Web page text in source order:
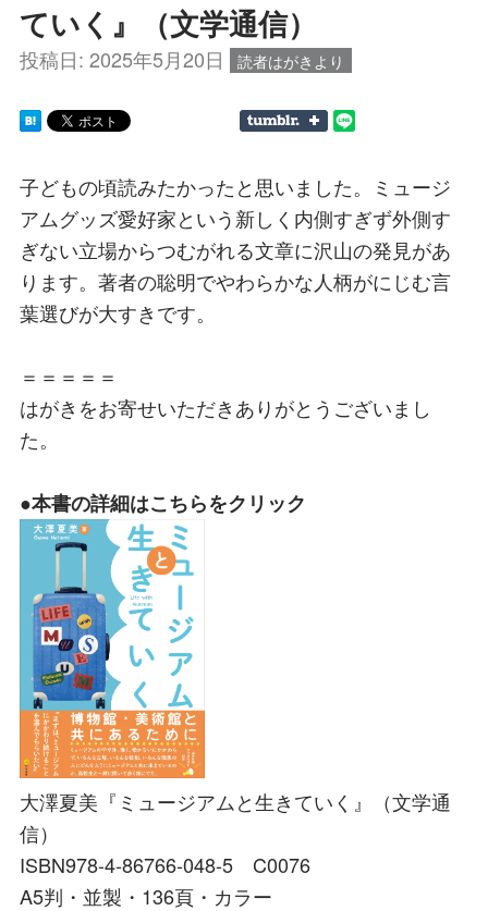
ていく』（文学通信）
投稿日: 2025年5月20日 読者はがきより
子どもの頃読みたかったと思いました。ミュージ
アムグッズ愛好家という新しく内側すぎず外側す
ぎない立場からつむがれる文章に沢山の発見があ
ります。著者の聡明でやわらかな人柄がにじむ言
葉選びが大すきです。
＝＝＝＝＝
はがきをお寄せいただきありがとうございまし
た。
●本書の詳細はこちらをクリック
大澤夏美『ミュージアムと生きていく』（文学通
信）
ISBN978-4-86766-048-5 C0076
A5判・並製・136頁・カラー